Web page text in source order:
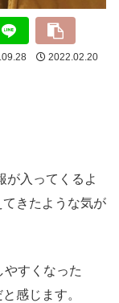
2022.02.20
が入ってくるよ
きたような気が
すくなった
感じます。